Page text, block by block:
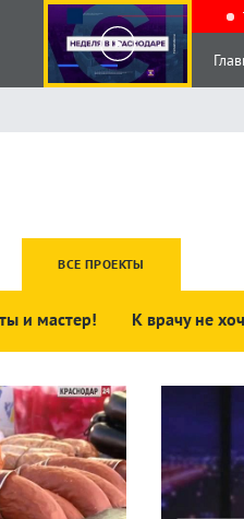
ВСЕ ПРОЕКТЫ
и мастер! К врачу не